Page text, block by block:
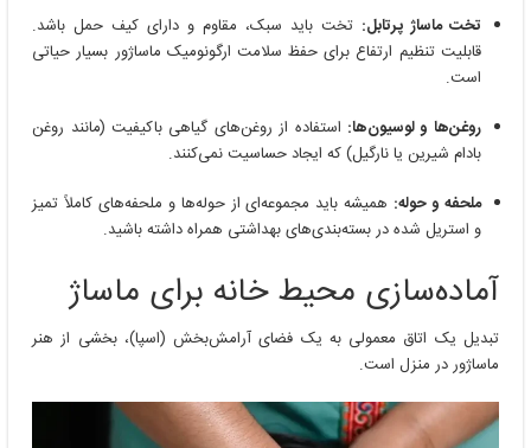
تخت ماساژ پرتابل: تخت باید سبک، مقاوم و دارای کیف حمل باشد.
قابلیت تنظیم ارتفاع برای حفظ سلامت ارگونومیک ماساژور بسیار حیاتی
است.
روغن‌ها و لوسیون‌ها: استفاده از روغن‌های گیاهی باکیفیت (مانند روغن
بادام شیرین یا نارگیل) که ایجاد حساسیت نمی‌کنند.
ملحفه و حوله: همیشه باید مجموعه‌ای از حوله‌ها و ملحفه‌های کاملاً تمیز
و استریل شده در بسته‌بندی‌های بهداشتی همراه داشته باشید.
آماده‌سازی محیط خانه برای ماساژ
تبدیل یک اتاق معمولی به یک فضای آرامش‌بخش (اسپا)، بخشی از هنر
ماساژور در منزل است.